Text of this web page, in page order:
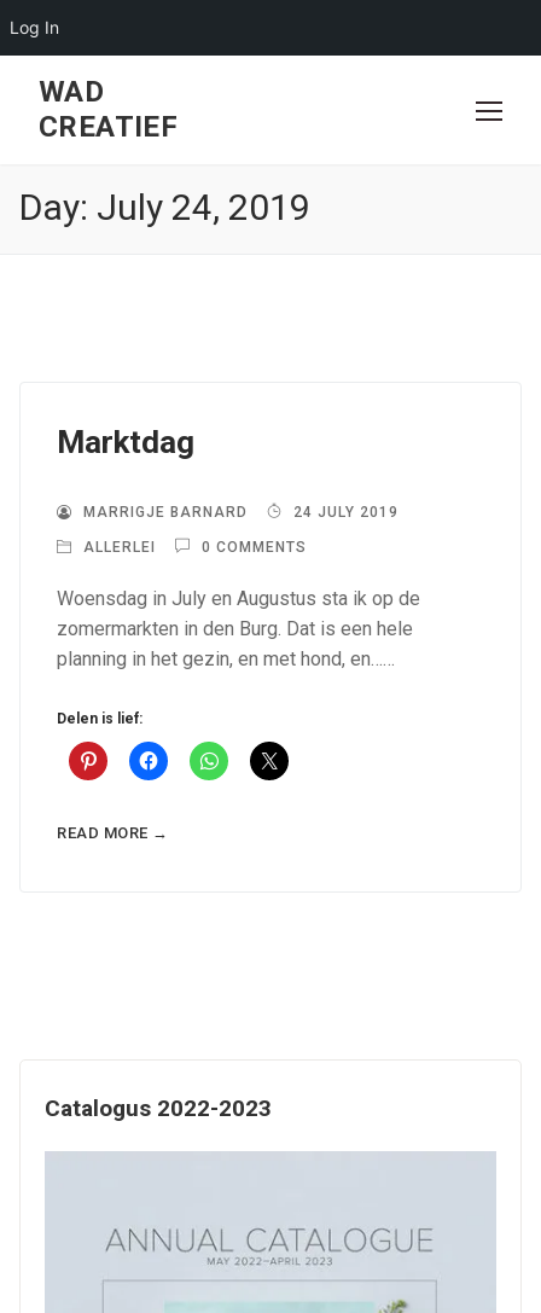
Log In
content
WAD
CREATIEF
Day: July 24, 2019
Marktdag
MARRIGJE BARNARD 24 JULY 2019
ALLERLEI 0 COMMENTS
Woensdag in July en Augustus sta ik op de
zomermarkten in den Burg. Dat is een hele
planning in het gezin, en met hond, en……
Delen is lief:
READ MORE →
Catalogus 2022-2023